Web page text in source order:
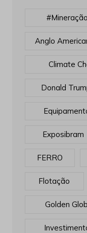
#mineração
Anglo
Climate
Donald
Exposibram
FERRO
Flotação
Golden